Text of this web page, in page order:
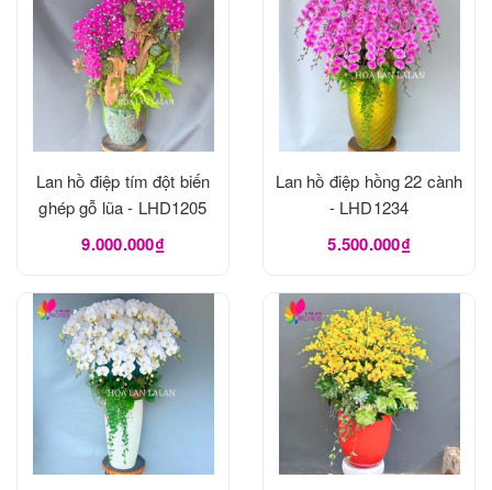
Lan hồ điệp tím đột biến
ghép gỗ lũa - LHD1205
9.000.000₫
Lan hồ điệp hồng 22 cành
- LHD1234
5.500.000₫